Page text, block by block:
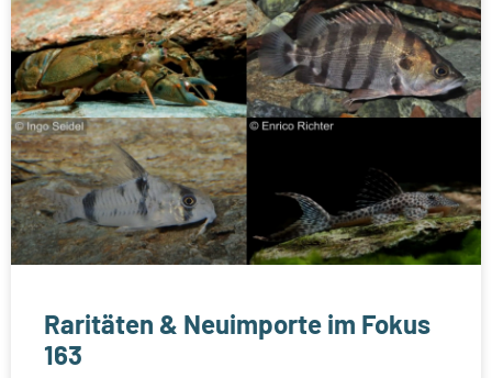
Raritäten & Neuimporte im Fokus
163